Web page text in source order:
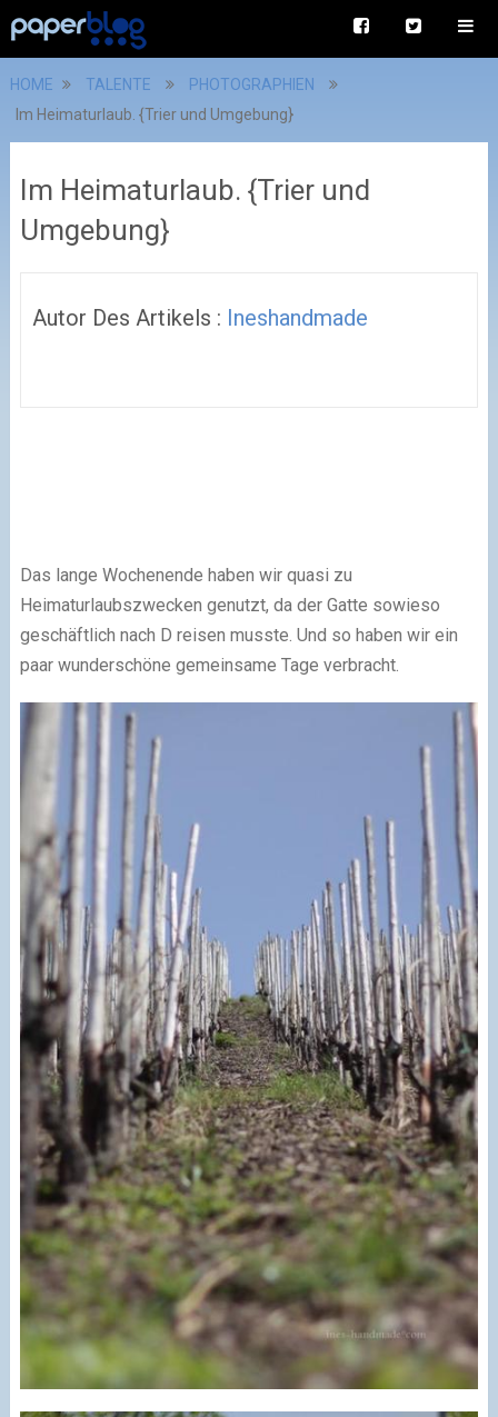
HOME TALENTE
PHOTOGRAPHIEN
Im Heimaturlaub. {Trier und Umgebung}
Im Heimaturlaub. {Trier und
Umgebung}
Autor Des Artikels : Ineshandmade
Das lange Wochenende haben wir quasi zu
Heimaturlaubszwecken genutzt, da der Gatte sowieso
geschäftlich nach D reisen musste. Und so haben wir ein
paar wunderschöne gemeinsame Tage verbracht.